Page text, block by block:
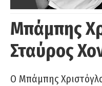
Μπάμπης
Σταύρος
O Μπάμπης